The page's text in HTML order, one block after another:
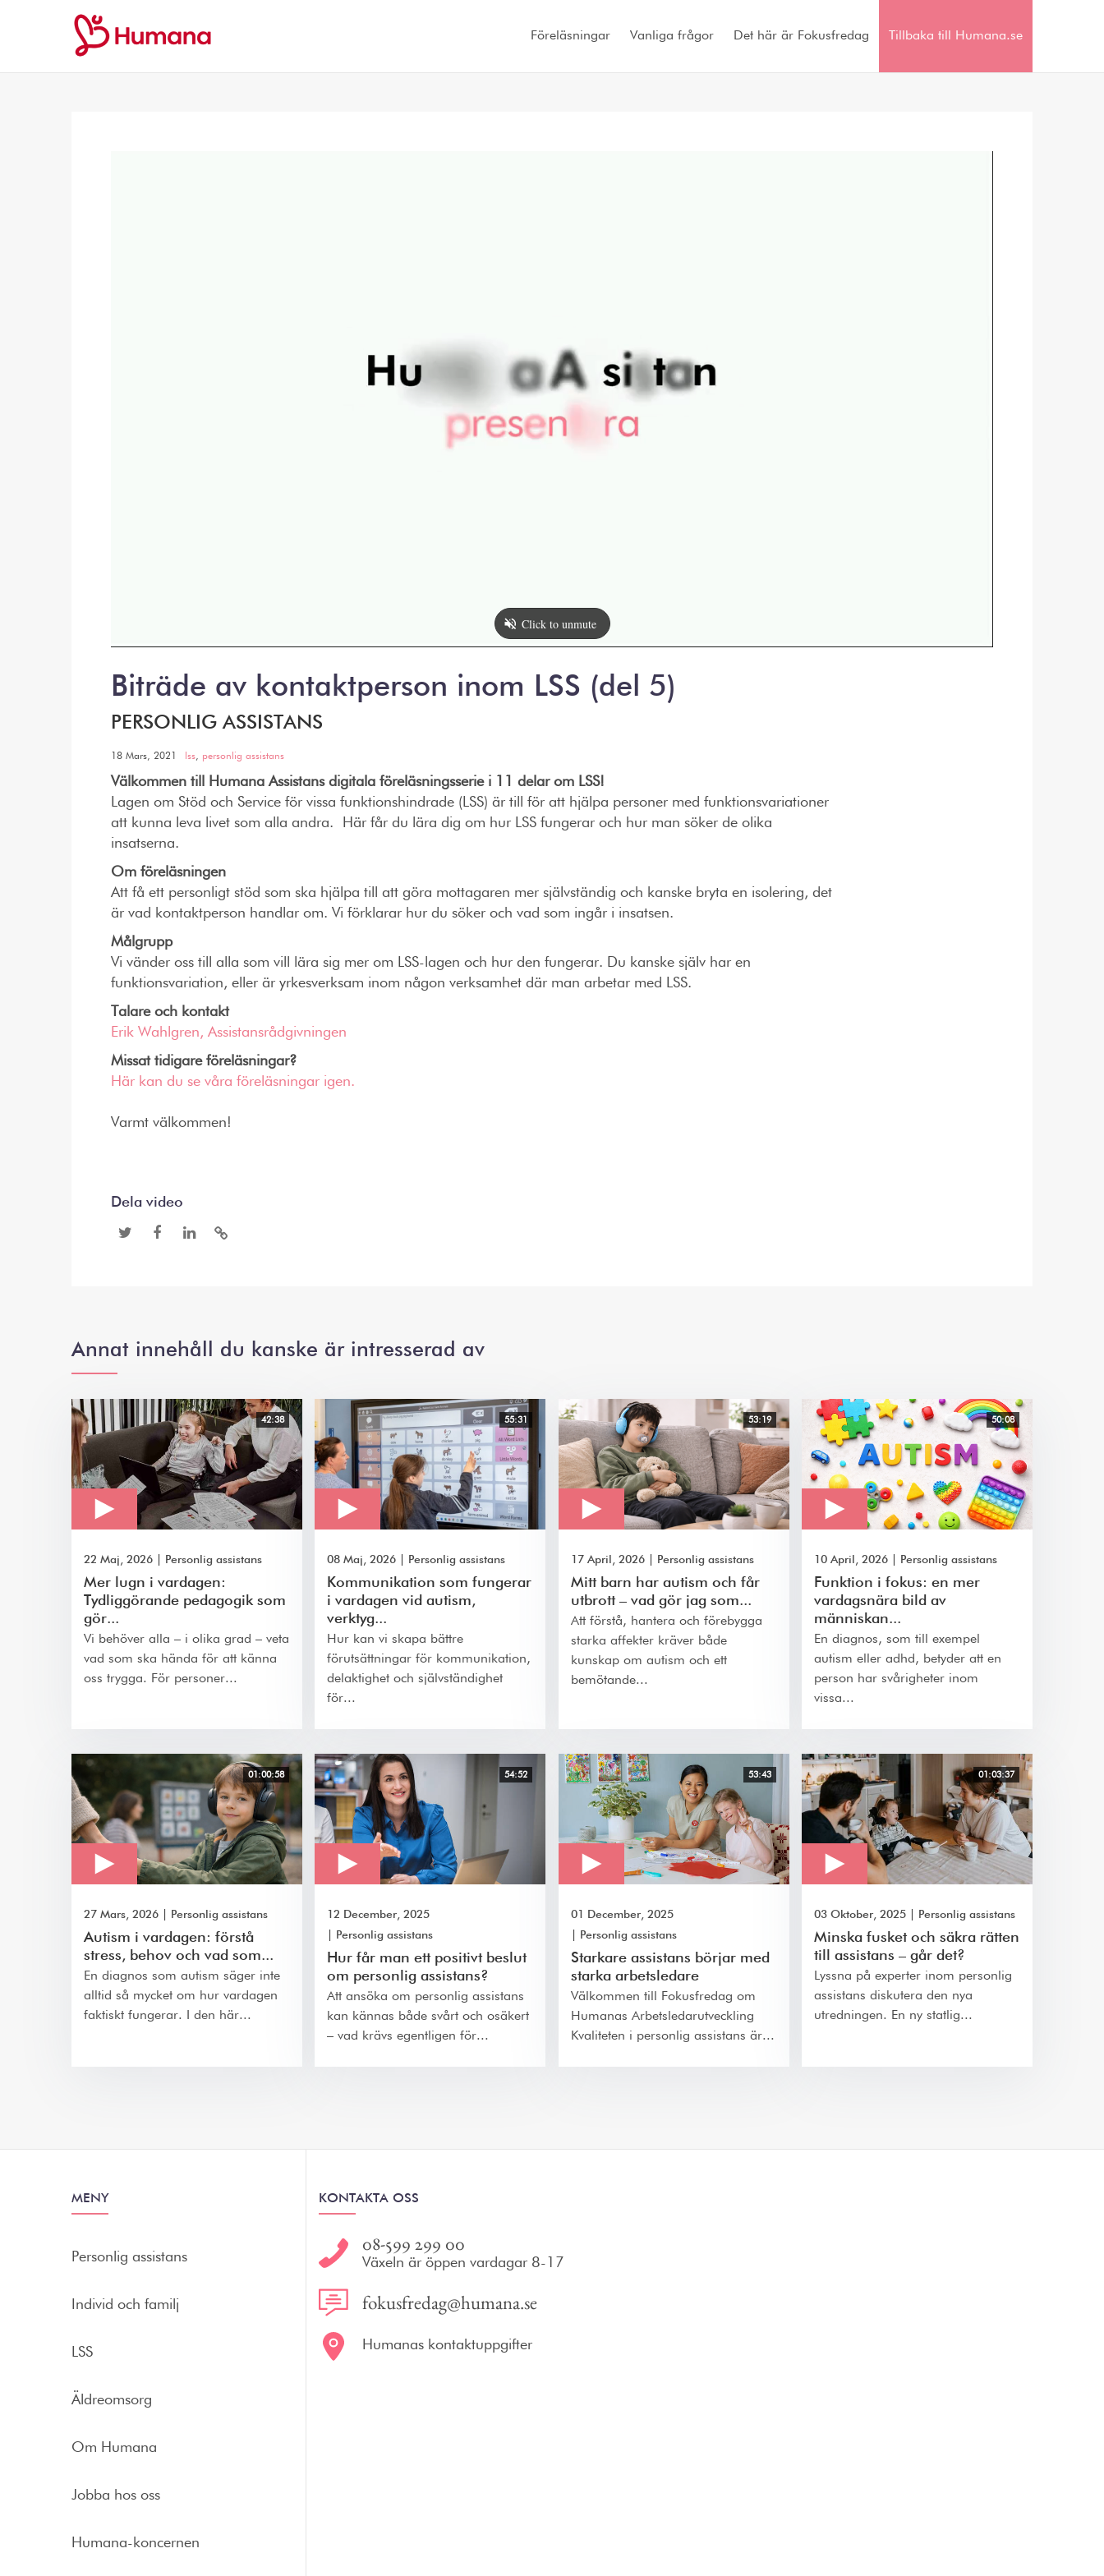
Föreläsningar Vanliga frågor Det här är Fokusfredag Tillbaka till Humana.se
Biträde av kontaktperson inom LSS (del 5)
PERSONLIG ASSISTANS
18 Mars, 2021 lss, personlig assistans
Välkommen till Humana Assistans digitala föreläsningsserie i 11 delar om LSS!
Lagen om Stöd och Service för vissa funktionshindrade (LSS) är till för att hjälpa personer med funktionsvariationer
att kunna leva livet som alla andra. Här får du lära dig om hur LSS fungerar och hur man söker de olika
insatserna.
Om föreläsningen
Att få ett personligt stöd som ska hjälpa till att göra mottagaren mer självständig och kanske bryta en isolering, det
är vad kontaktperson handlar om. Vi förklarar hur du söker och vad som ingår i insatsen.
Målgrupp
Vi vänder oss till alla som vill lära sig mer om LSS-lagen och hur den fungerar. Du kanske själv har en
funktionsvariation, eller är yrkesverksam inom någon verksamhet där man arbetar med LSS.
Talare och kontakt
Erik Wahlgren, Assistansrådgivningen
Missat tidigare föreläsningar?
Här kan du se våra föreläsningar igen.
Varmt välkommen!
Dela video
Annat innehåll du kanske är intresserad av
42:38
22 Maj, 2026 Personlig assistans
Mer lugn i vardagen:
Tydliggörande pedagogik som
gör...
Vi behöver alla – i olika grad – veta
vad som ska hända för att känna
oss trygga. För personer...
55:31
08 Maj, 2026 Personlig assistans
Kommunikation som fungerar
i vardagen vid autism,
verktyg...
Hur kan vi skapa bättre
förutsättningar för kommunikation,
delaktighet och självständighet
för...
53:19
17 April, 2026 Personlig assistans
Mitt barn har autism och får
utbrott – vad gör jag som...
Att förstå, hantera och förebygga
starka affekter kräver både
kunskap om autism och ett
bemötande...
50:08
10 April, 2026 Personlig assistans
Funktion i fokus: en mer
vardagsnära bild av
människan...
En diagnos, som till exempel
autism eller adhd, betyder att en
person har svårigheter inom
vissa...
01:00:58
27 Mars, 2026 Personlig assistans
Autism i vardagen: förstå
stress, behov och vad som...
En diagnos som autism säger inte
alltid så mycket om hur vardagen
faktiskt fungerar. I den här...
54:52
12 December, 2025
Personlig assistans
Hur får man ett positivt beslut
om personlig assistans?
Att ansöka om personlig assistans
kan kännas både svårt och osäkert
– vad krävs egentligen för...
53:43
01 December, 2025
Personlig assistans
Starkare assistans börjar med
starka arbetsledare
Välkommen till Fokusfredag om
Humanas Arbetsledarutveckling
Kvaliteten i personlig assistans är...
01:03:37
03 Oktober, 2025 Personlig assistans
Minska fusket och säkra rätten
till assistans – går det?
Lyssna på experter inom personlig
assistans diskutera den nya
utredningen. En ny statlig...
MENY
Personlig assistans
Individ och familj
LSS
Äldreomsorg
Om Humana
Jobba hos oss
Humana-koncernen
KONTAKTA OSS
08-599 299 00
Växeln är öppen vardagar 8-17
fokusfredag@humana.se
Humanas kontaktuppgifter